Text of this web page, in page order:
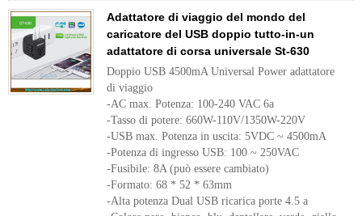
Adattatore di viaggio del mondo del
caricatore del USB doppio tutto-in-un
adattatore di corsa universale St-630
Doppio USB 4500mA Universal Power adattatore
di viaggio
-AC max. Potenza: 100-240 VAC 6a
-Tasso di potere: 660W-110V/1350W-220V
-USB max. Potenza in uscita: 5VDC ~ 4500mA
-Potenza di ingresso USB: 100 ~ 250VAC
-Fusibile: 8A (può essere cambiato)
-Formato: 68 * 52 * 63mm
-Alta potenza Dual USB ricarica porte 4.5 a